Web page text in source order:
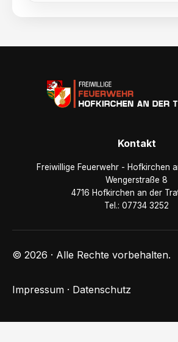
Kontakt
Freiwillige Feuerwehr - Hofkirchen
Wengerstraße 8
4716 Hofkirchen an der
Tel.: 07734 3252
© 2026 · Alle Rechte vorbehalten.
Impressum · Datenschutz